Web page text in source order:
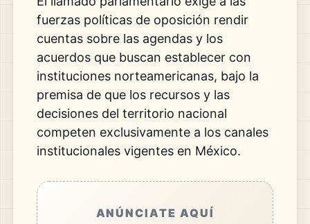
fuerzas políticas de oposición rendir
cuentas sobre las agendas y los
acuerdos que buscan establecer con
instituciones norteamericanas, bajo la
premisa de que los recursos y las
decisiones del territorio nacional
competen exclusivamente a los canales
institucionales vigentes en México.
ANÚNCIATE AQUÍ